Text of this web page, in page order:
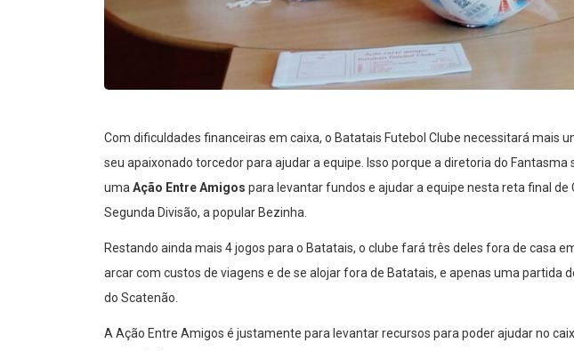
Com dificuldades financeiras em caixa, o Batatais Futebol Clube necessitará mais
seu apaixonado torcedor para ajudar a equipe. Isso porque a diretoria do
umaAção Entre Amigos para levantar fundos e ajudar a equipe nesta reta final de
Segunda Divisão, a popular Bezinha.
Restando ainda mais 4 jogos para o Batatais, o clube fará três deles fora de casa
arcar com custos de viagens e de se alojar fora de Batatais, e apenas uma partida
do Scatenão.
A Ação Entre Amigos é justamente para levantar recursos para poder ajudar no